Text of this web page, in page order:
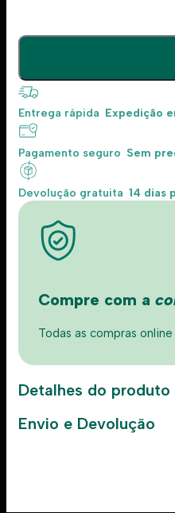
Entrega rápida Expedição
Pagamento seguro Sem
Devolução gratuita 14 dias
Compre com a
Todas as compras
Detalhes do produto
Envio e Devolução